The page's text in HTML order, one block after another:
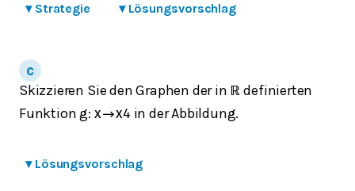
▾ Strategie ▾ Lösungsvorschlag
Skizzieren Sie den Graphen der in ℝ definierten
Funktion g: x→x4 in der Abbildung.
▾ Lösungsvorschlag